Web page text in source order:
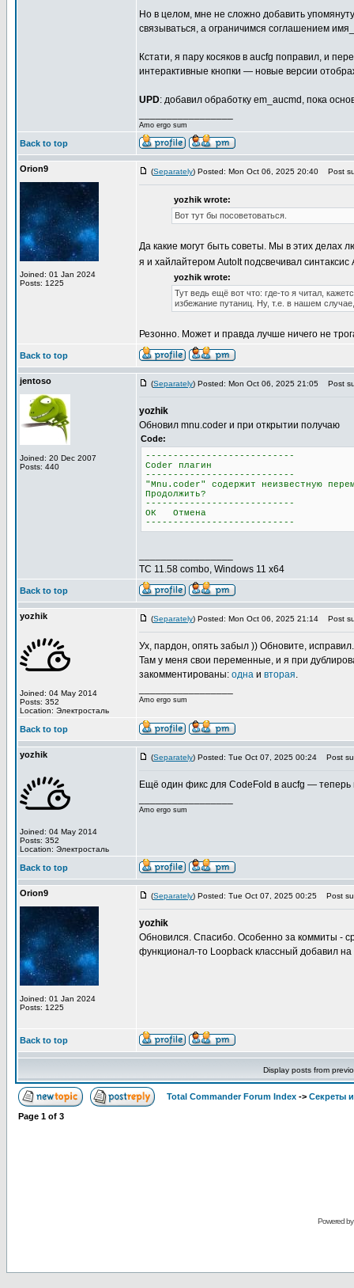
Но в целом, мне не сложно добавить
связываться, а ограничимся соглашением
Кстати, я пару косяков в aucfg поправил, и
интерактивные кнопки — новые версии
UPD: добавил обработку em_aucmd, пока
Amo ergo sum
Back to top
Orion9
Joined: 01 Jan 2024
Posts: 1225
(Separately) Posted: Mon Oct 06, 2025 20:40 Post
yozhik wrote:
Вот тут бы посоветоваться.
Да какие могут быть советы. Мы в этих делах
я и хайлайтером AutoIt подсвечивал
yozhik wrote:
Тут ведь ещё вот что: где-то я читал,
избежание путаниц. Ну, т.е. в нашем
Резонно. Может и правда лучше ничего не
Back to top
jentoso
Joined: 20 Dec 2007
Posts: 440
(Separately) Posted: Mon Oct 06, 2025 21:05 Post
yozhik
Обновил mnu.coder и при открытии получаю
Code:
---------------------------
Coder плагин
---------------------------
"Mnu.coder" содержит неизвестную
Продолжить?
---------------------------
ОК Отмена
---------------------------
TC 11.58 combo, Windows 11 x64
Back to top
yozhik
Joined: 04 May 2014
Posts: 352
Location: Электросталь
(Separately) Posted: Mon Oct 06, 2025 21:14 Post
Ух, пардон, опять забыл )) Обновите, исправил.
Там у меня свои переменные, и я при
закомментированы: одна и вторая.
Amo ergo sum
Back to top
yozhik
Joined: 04 May 2014
Posts: 352
Location: Электросталь
(Separately) Posted: Tue Oct 07, 2025 00:24 Post
Ещё один фикс для CodeFold в aucfg — теперь
Amo ergo sum
Back to top
Orion9
Joined: 01 Jan 2024
Posts: 1225
(Separately) Posted: Tue Oct 07, 2025 00:25 Post
yozhik
Обновился. Спасибо. Особенно за коммиты -
функционал-то Loopback классный добавил
Back to top
Display posts from
Total Commander Forum Index -> Секреты
Page 1 of 3
Powered by